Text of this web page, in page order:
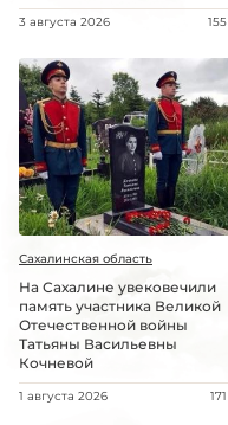
3 августа 2026 155
Сахалинская область
На Сахалине увековечили
память участника Великой
Отечественной войны
Татьяны Васильевны
Кочневой
1 августа 2026 171